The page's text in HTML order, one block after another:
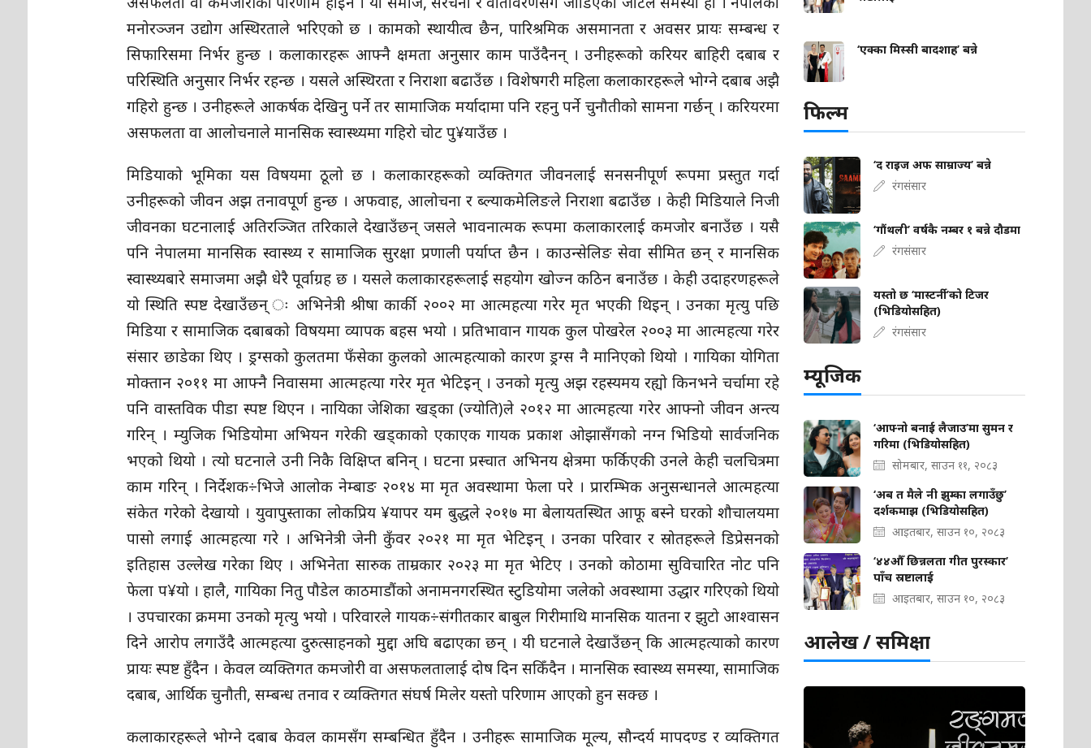
मनोरञ्जन उद्योग अस्थिरताले भरिएको छ । कामको स्थायीत्व छैन, पारिश्रमिक असमानता र अवसर प्रायः सम्बन्ध र
सिफारिसमा निर्भर हुन्छ । कलाकारहरू आफ्नै क्षमता अनुसार काम पाउँदैनन् । उनीहरूको करियर बाहिरी दबाब र
परिस्थिति अनुसार निर्भर रहन्छ । यसले अस्थिरता र निराशा बढाउँछ । विशेषगरी महिला कलाकारहरूले भोग्ने दबाब अझै
गहिरो हुन्छ । उनीहरूले आकर्षक देखिनु पर्ने तर सामाजिक मर्यादामा पनि रहनु पर्ने चुनौतीको सामना गर्छन् । करियरमा
असफलता वा आलोचनाले मानसिक स्वास्थ्यमा गहिरो चोट पु¥याउँछ ।
मिडियाको भूमिका यस विषयमा ठूलो छ । कलाकारहरूको व्यक्तिगत जीवनलाई सनसनीपूर्ण रूपमा प्रस्तुत गर्दा
उनीहरूको जीवन अझ तनावपूर्ण हुन्छ । अफवाह, आलोचना र ब्ल्याकमेलिङले निराशा बढाउँछ । केही मिडियाले निजी
जीवनका घटनालाई अतिरञ्जित तरिकाले देखाउँछन् जसले भावनात्मक रूपमा कलाकारलाई कमजोर बनाउँछ । यसै
पनि नेपालमा मानसिक स्वास्थ्य र सामाजिक सुरक्षा प्रणाली पर्याप्त छैन । काउन्सेलिङ सेवा सीमित छन् र मानसिक
स्वास्थ्यबारे समाजमा अझै धेरै पूर्वाग्रह छ । यसले कलाकारहरूलाई सहयोग खोज्न कठिन बनाउँछ । केही उदाहरणहरूले
यो स्थिति स्पष्ट देखाउँछन् ः अभिनेत्री श्रीषा कार्की २००२ मा आत्महत्या गरेर मृत भएकी थिइन् । उनका मृत्यु पछि
मिडिया र सामाजिक दबाबको विषयमा व्यापक बहस भयो । प्रतिभावान गायक कुल पोखरेल २००३ मा आत्महत्या गरेर
संसार छाडेका थिए । ड्रग्सको कुलतमा फँसेका कुलको आत्महत्याको कारण ड्रग्स नै मानिएको थियो । गायिका योगिता
मोक्तान २०११ मा आफ्नै निवासमा आत्महत्या गरेर मृत भेटिइन् । उनको मृत्यु अझ रहस्यमय रह्यो किनभने चर्चामा रहे
पनि वास्तविक पीडा स्पष्ट थिएन । नायिका जेशिका खड्का (ज्योति)ले २०१२ मा आत्महत्या गरेर आफ्नो जीवन अन्त्य
गरिन् । म्युजिक भिडियोमा अभियन गरेकी खड्काको एकाएक गायक प्रकाश ओझासँगको नग्न भिडियो सार्वजनिक
भएको थियो । त्यो घटनाले उनी निकै विक्षिप्त बनिन् । घटना प्रस्चात अभिनय क्षेत्रमा फर्किएकी उनले केही चलचित्रमा
काम गरिन् । निर्देशक÷भिजे आलोक नेम्बाङ २०१४ मा मृत अवस्थामा फेला परे । प्रारम्भिक अनुसन्धानले आत्महत्या
संकेत गरेको देखायो । युवापुस्ताका लोकप्रिय ¥यापर यम बुद्धले २०१७ मा बेलायतस्थित आफू बस्ने घरको शौचालयमा
पासो लगाई आत्महत्या गरे । अभिनेत्री जेनी कुँवर २०२१ मा मृत भेटिइन् । उनका परिवार र स्रोतहरूले डिप्रेसनको
इतिहास उल्लेख गरेका थिए । अभिनेता सारुक ताम्रकार २०२३ मा मृत भेटिए । उनको कोठामा सुविचारित नोट पनि
फेला प¥यो । हालै, गायिका नितु पौडेल काठमाडौंको अनामनगरस्थित स्टुडियोमा जलेको अवस्थामा उद्धार गरिएको थियो
। उपचारका क्रममा उनको मृत्यु भयो । परिवारले गायक÷संगीतकार बाबुल गिरीमाथि मानसिक यातना र झुटो आश्वासन
दिने आरोप लगाउँदै आत्महत्या दुरुत्साहनको मुद्दा अघि बढाएका छन् । यी घटनाले देखाउँछन् कि आत्महत्याको कारण
प्रायः स्पष्ट हुँदैन । केवल व्यक्तिगत कमजोरी वा असफलतालाई दोष दिन सकिँदैन । मानसिक स्वास्थ्य समस्या, सामाजिक
दबाब, आर्थिक चुनौती, सम्बन्ध तनाव र व्यक्तिगत संघर्ष मिलेर यस्तो परिणाम आएको हुन सक्छ ।
कलाकारहरूले भोग्ने दबाब केवल कामसँग सम्बन्धित हुँदैन । उनीहरू सामाजिक मूल्य, सौन्दर्य मापदण्ड र व्यक्तिगत
‘एक्का मिस्सी बादशाह’ बन्ने
फिल्म
‘द राइज अफ साम्राज्य’ बन्ने
रंगसंसार
‘गौंथली’ वर्षकै नम्बर १ बन्ने दौडमा
रंगसंसार
यस्तो छ ‘मास्टर्नी’को टिजर
(भिडियोसहित)
रंगसंसार
म्यूजिक
‘आफ्नो बनाई लैजाउ’मा सुमन र
गरिमा (भिडियोसहित)
सोमबार, साउन ११, २०८३
‘अब त मैले नी झुम्का लगाउँछु’
दर्शकमाझ (भिडियोसहित)
आइतबार, साउन १०, २०८३
‘४४औँ छिन्नलता गीत पुरस्कार’
पाँच स्रष्टालाई
आइतबार, साउन १०, २०८३
आलेख / समिक्षा